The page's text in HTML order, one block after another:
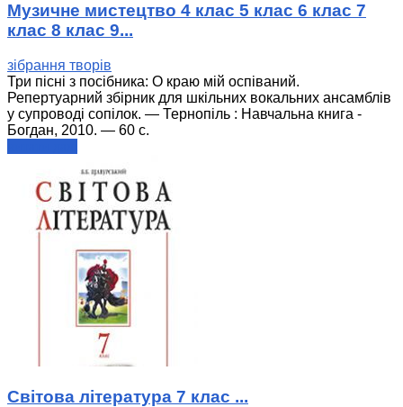
Музичне мистецтво 4 клас 5 клас 6 клас 7
клас 8 клас 9...
зібрання творів
Три пісні з посібника: О краю мій оспіваний.
Репертуарний збірник для шкільних вокальних ансамблів
у супроводі сопілок. — Тернопіль : Навчальна книга -
Богдан, 2010. — 60 с.
Світова література 7 клас ...